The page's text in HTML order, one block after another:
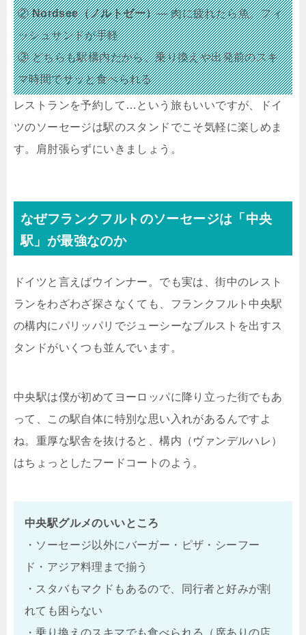
②Nordsee（ノルトゼー）— 肉に疲れたら魚。フィ
ッシュサンドが手軽
③ どちらも駅構内だから、乗り換えや出発前のスキ
マ時間でサッと食べられる
レストランを予約して…という旅もいいですが、ドイ
ツのソーセージは駅のスタンドでこそ気軽に楽しめま
す。肩肘張らずにいきましょう。
なぜフランクフルトのソーセージは「中央
駅」が最強なのか
ドイツと言えばウインナー。でも実は、街中のレスト
ランをわざわざ探さなくても、フランクフルト中央駅
の構内にパリッパリでジューシーなブルストを出すス
タンドがいくつも並んでいます。
中央駅は僕が初めてヨーロッパに降り立った街でもあ
って、この駅自体に特別な思い入れがあるんですよ
ね。重厚な駅舎を抜けると、構内（ヴァンデルハレ）
はちょっとしたフードコートのよう。
中央駅グルメのいいところ
・ソーセージ以外にバーガー・ピザ・シーフー
ド・アジア料理まで揃う
・スタバもマクドもあるので、同行者と好みが割
れても困らない
・乗り換えのスキマでも食べられる（席ありの店